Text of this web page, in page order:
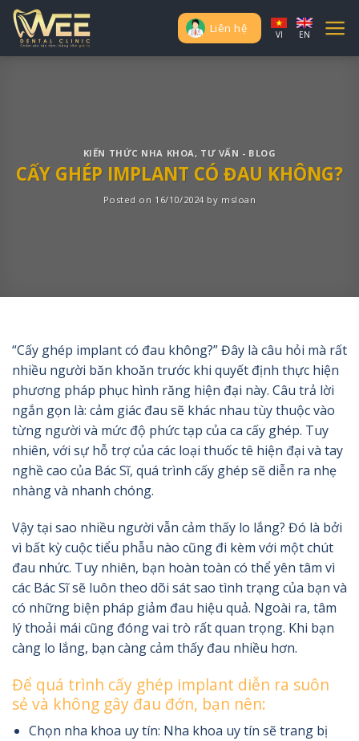
Skip
content
Liên hệ VI EN
KIẾN THỨC NHA KHOA, TƯ VẤN - BLOG
CẤY GHÉP IMPLANT CÓ ĐAU KHÔNG?
Posted on 16/10/2024 by msloan
“Cấy ghép implant có đau không?” Đây là câu hỏi mà rất
nhiều người băn khoăn trước khi quyết định thực hiện
phương pháp phục hình răng hiện đại này. Câu trả lời
ngắn gọn là: cảm giác đau sẽ khác nhau tùy thuộc vào
từng người và mức độ phức tạp của ca cấy ghép. Tuy
nhiên, với sự hỗ trợ của các loại thuốc tê hiện đại và tay
nghề cao của Bác Sĩ, quá trình cấy ghép sẽ diễn ra nhẹ
nhàng và nhanh chóng.
Vậy tại sao nhiều người vẫn cảm thấy lo lắng? Đó là bởi
vì bất kỳ cuộc tiểu phẫu nào cũng đi kèm với một chút
đau nhức. Tuy nhiên, bạn hoàn toàn có thể yên tâm vì
các Bác Sĩ sẽ luôn theo dõi sát sao tình trạng của bạn và
có những biện pháp giảm đau hiệu quả. Ngoài ra, tâm
lý thoải mái cũng đóng vai trò rất quan trọng. Khi bạn
càng lo lắng, bạn càng cảm thấy đau nhiều hơn.
Để quá trình cấy ghép implant diễn ra suôn
sẻ và không gây đau đớn, bạn nên:
Chọn nha khoa uy tín: Nha khoa uy tín sẽ trang bị